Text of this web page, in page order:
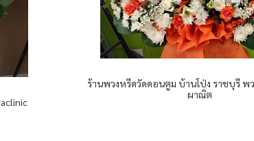
ร้านพวงหรีดวัดดอนตูม บ้านโป่ง ราชบุรี พ
ผาณิต